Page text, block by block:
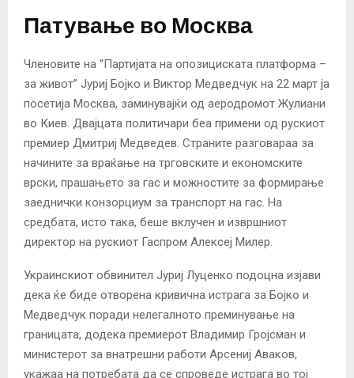
Патување во Москва
Членовите на “Партијата на опозициската платформа –
за живот” Јуриј Бојко и Виктор Медведчук на 22 март ја
посетија Москва, заминувајќи од аеродромот Жулиани
во Киев. Двајцата политичари беа примени од рускиот
премиер Дмитриј Медведев. Страните разговараа за
начините за враќање на трговските и економските
врски, прашањето за гас и можностите за формирање
заеднички конзорциум за транспорт на гас. На
средбата, исто така, беше вклучен и извршниот
директор на рускиот Гаспром Алексеј Милер.
Украинскиот обвинител Јуриј Луценко подоцна изјави
дека ќе биде отворена кривична истрага за Бојко и
Медведчук поради нелегалното преминување на
границата, додека премиерот Владимир Гројсман и
министерот за внатрешни работи Арсениј Аваков,
укажаа на потребата да се спроведе истрага во тој